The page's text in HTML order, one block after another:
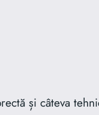
și câteva